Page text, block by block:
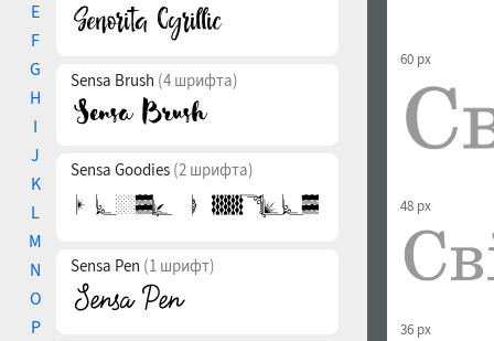
E
F
G
H
I
J
K
L
M
N
O
P
Sensa Brush (4 шрифта)
Sensa Goodies (2 шрифта)
Sensa Pen (1 шрифт)
60 px
48 px
36 px